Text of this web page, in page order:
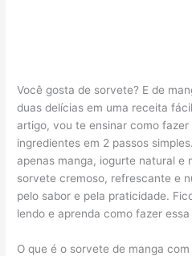
Você gosta de sorvete? E de
duas delícias em uma receita
artigo, vou te ensinar como
ingredientes em 2 passos
apenas manga, iogurte natural e
sorvete cremoso, refrescante e
pelo sabor e pela praticidade.
lendo e aprenda como fazer
O que é o sorvete de manga